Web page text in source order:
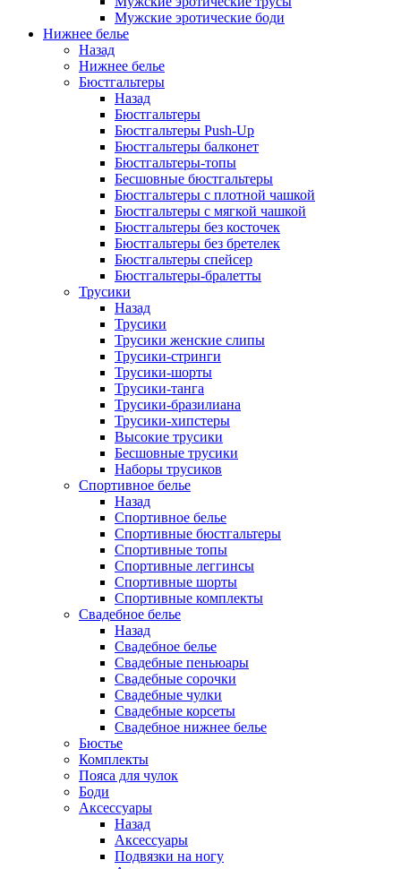
Мужские эротические боди
Нижнее белье
Назад
Нижнее белье
Бюстгальтеры
Назад
Бюстгальтеры
Бюстгальтеры Push-Up
Бюстгальтеры балконет
Бюстгальтеры-топы
Бесшовные бюстгальтеры
Бюстгальтеры с плотной чашкой
Бюстгальтеры с мягкой чашкой
Бюстгальтеры без косточек
Бюстгальтеры без бретелек
Бюстгальтеры спейсер
Бюстгальтеры-бралетты
Трусики
Назад
Трусики
Трусики женские слипы
Трусики-стринги
Трусики-шорты
Трусики-танга
Трусики-бразилиана
Трусики-хипстеры
Высокие трусики
Бесшовные трусики
Наборы трусиков
Спортивное белье
Назад
Спортивное белье
Спортивные бюстгальтеры
Спортивные топы
Спортивные леггинсы
Спортивные шорты
Спортивные комплекты
Свадебное белье
Назад
Свадебное белье
Свадебные пеньюары
Свадебные сорочки
Свадебные чулки
Свадебные корсеты
Свадебное нижнее белье
Бюстье
Комплекты
Пояса для чулок
Боди
Аксессуары
Назад
Аксессуары
Подвязки на ногу